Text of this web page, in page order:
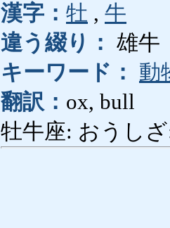
漢字： 牡 , 牛
違う綴り： 雄牛
キーワード：
動
翻訳： ox, bull
牡牛座: おうし